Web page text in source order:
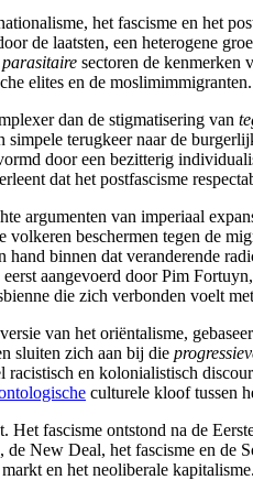
het fascisme en het
de laatsten, een heterogene
parasitaire sectoren de kenmerken
elites en de moslimimmigranten.
dan de stigmatisering van
simpele terugkeer naar de
door een bezitterig
dat het postfascisme
argumenten van imperiaal
beschermen tegen de
binnen dat veranderende
aangevoerd door Pim
die zich verbonden voelt
van het oriëntalisme,
sluiten zich aan bij die
en kolonialistisch
culturele kloof tussen
fascisme ontstond na de
New Deal, het fascisme en
en het neoliberale